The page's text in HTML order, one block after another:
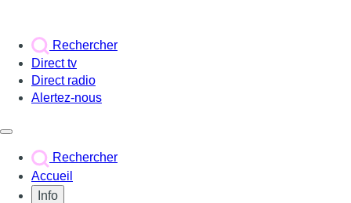
Rechercher
Direct tv
Direct radio
Alertez-nous
Rechercher
Accueil
Info